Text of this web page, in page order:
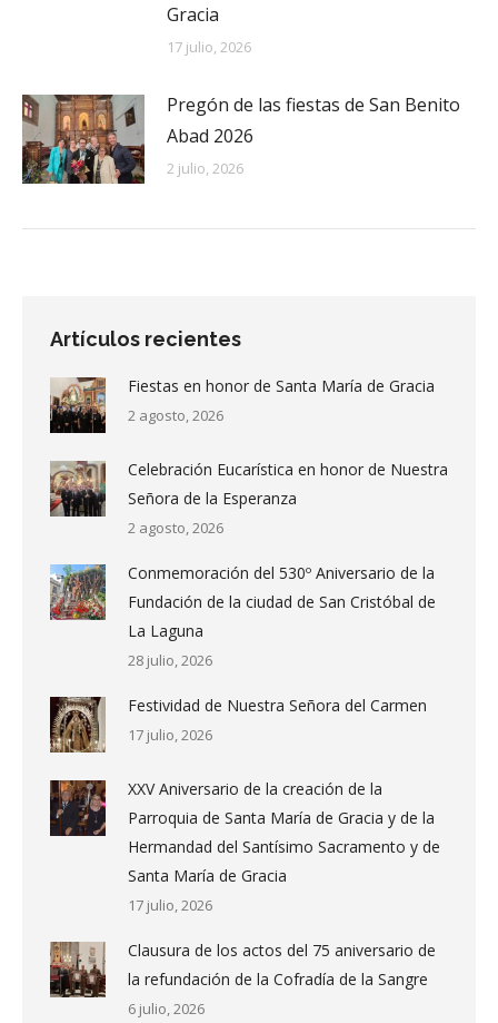
Gracia
17 julio, 2026
Pregón de las fiestas de San Benito
Abad 2026
2 julio, 2026
Artículos recientes
Fiestas en honor de Santa María de Gracia
2 agosto, 2026
Celebración Eucarística en honor de Nuestra
Señora de la Esperanza
2 agosto, 2026
Conmemoración del 530º Aniversario de la
Fundación de la ciudad de San Cristóbal de
La Laguna
28 julio, 2026
Festividad de Nuestra Señora del Carmen
17 julio, 2026
XXV Aniversario de la creación de la
Parroquia de Santa María de Gracia y de la
Hermandad del Santísimo Sacramento y de
Santa María de Gracia
17 julio, 2026
Clausura de los actos del 75 aniversario de
la refundación de la Cofradía de la Sangre
6 julio, 2026